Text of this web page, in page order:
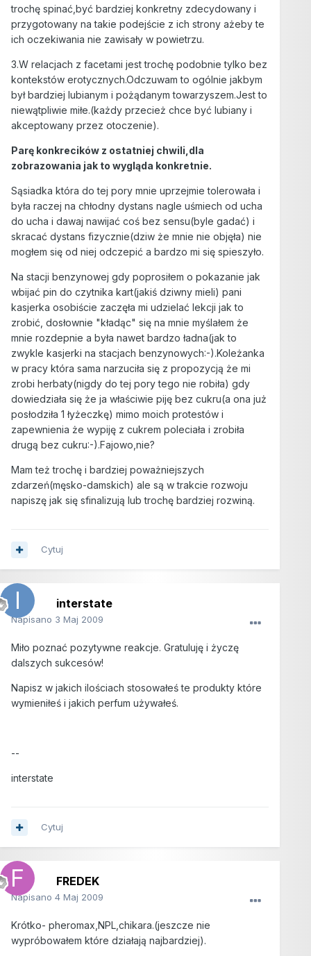
trochę spinać,być bardziej konkretny zdecydowany i
przygotowany na takie podejście z ich strony ażeby te
ich oczekiwania nie zawisały w powietrzu.
3.W relacjach z facetami jest trochę podobnie tylko bez
kontekstów erotycznych.Odczuwam to ogólnie jakbym
był bardziej lubianym i pożądanym towarzyszem.Jest to
niewątpliwie miłe.(każdy przecież chce być lubiany i
akceptowany przez otoczenie).
Parę konkrecików z ostatniej chwili,dla
zobrazowania jak to wygląda konkretnie.
Sąsiadka która do tej pory mnie uprzejmie tolerowała i
była raczej na chłodny dystans nagle uśmiech od ucha
do ucha i dawaj nawijać coś bez sensu(byle gadać) i
skracać dystans fizycznie(dziw że mnie nie objęła) nie
mogłem się od niej odczepić a bardzo mi się spieszyło.
Na stacji benzynowej gdy poprosiłem o pokazanie jak
wbijać pin do czytnika kart(jakiś dziwny mieli) pani
kasjerka osobiście zaczęła mi udzielać lekcji jak to
zrobić, dosłownie "kładąc" się na mnie myślałem że
mnie rozdepnie a była nawet bardzo ładna(jak to
zwykle kasjerki na stacjach benzynowych:-).Koleżanka
w pracy która sama narzuciła się z propozycją że mi
zrobi herbaty(nigdy do tej pory tego nie robiła) gdy
dowiedziała się że ja właściwie piję bez cukru(a ona już
posłodziła 1 łyżeczkę) mimo moich protestów i
zapewnienia że wypiję z cukrem poleciała i zrobiła
drugą bez cukru:-).Fajowo,nie?
Mam też trochę i bardziej poważniejszych
zdarzeń(męsko-damskich) ale są w trakcie rozwoju
napiszę jak się sfinalizują lub trochę bardziej rozwiną.
Cytuj
interstate
Napisano 3 Maj 2009
Miło poznać pozytywne reakcje. Gratuluję i życzę
dalszych sukcesów!
Napisz w jakich ilościach stosowałeś te produkty które
wymieniłeś i jakich perfum używałeś.
--
interstate
Cytuj
FREDEK
Napisano 4 Maj 2009
Krótko- pheromax,NPL,chikara.(jeszcze nie
wypróbowałem które działają najbardziej).